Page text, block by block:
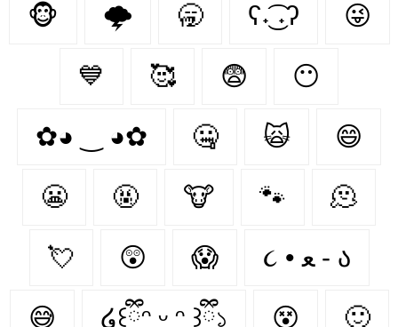
🐵 🌩 🥱 ʕ˖͜͡ ˖ʔ 😜
💙 🥰 😨 😶‍
✿◕ ‿ ◕✿ 🤐 🙀 😄
😬 🤬 🐮 🐾 🫠
💘 😲 😱 ૮ • ﻌ - ა⁩
😅 ໒꒰ྀིᵔ ᵕ ᵔ ꒱ྀི১ 😵 🙂